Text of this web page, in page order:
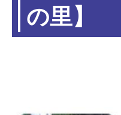
の里】